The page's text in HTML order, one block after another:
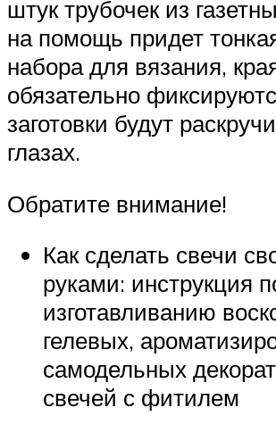
штук трубочек из
на помощь придет
набора для вязания,
обязательно
заготовки будут
глазах.
Обратите внимание!
Как сделать свечи
руками: инструкция
изготавливанию
гелевых,
самодельных
свечей с фитилем